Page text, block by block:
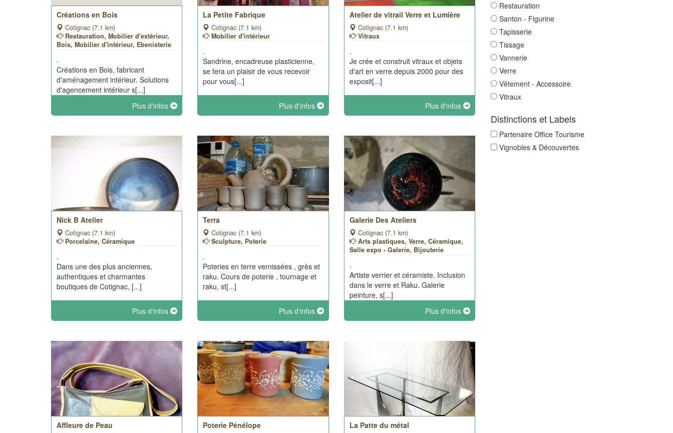
Créations en Bois
Cotignac (7.1 km)
Restauration, Mobilier d'extérieur,
Bois, Mobilier d'intérieur, Ebenisterie
.
Créations en Bois, fabricant
d'aménagement intérieur. Solutions
d'agencement intérieur s[...]
Plus d'infos
La Petite Fabrique
Cotignac (7.1 km)
Mobilier d'intérieur
.
Sandrine, encadreuse plasticienne,
se fera un plaisir de vous recevoir
pour vous[...]
Plus d'infos
Atelier de vitrail Verre et Lumière
Cotignac (7.1 km)
Vitraux
.
Je crée et construit vitraux et objets
d'art en verre depuis 2000 pour des
exposit[...]
Plus d'infos
Nick B Atelier
Cotignac (7.1 km)
Porcelaine, Céramique
.
Dans une des plus anciennes,
authentiques et charmantes
boutiques de Cotignac, [...]
Plus d'infos
Terra
Cotignac (7.1 km)
Sculpture, Poterie
.
Poteries en terre vernissées , grès et
raku. Cours de poterie , tournage et
raku, st[...]
Plus d'infos
Galerie Des Ateliers
Cotignac (7.1 km)
Arts plastiques, Verre, Céramique,
Salle expo - Galerie, Bijouterie
.
Artiste verrier et céramiste. Inclusion
dans le verre et Raku. Galerie
peinture, s[...]
Plus d'infos
Affleure de Peau Poterie Pénélope La Patte du métal
Restauration
Santon - Figurine
Tapisserie
Tissage
Vannerie
Verre
Vêtement - Accessoire
Vitraux
Distinctions et Labels
Partenaire Office Tourisme
Vignobles & Découvertes